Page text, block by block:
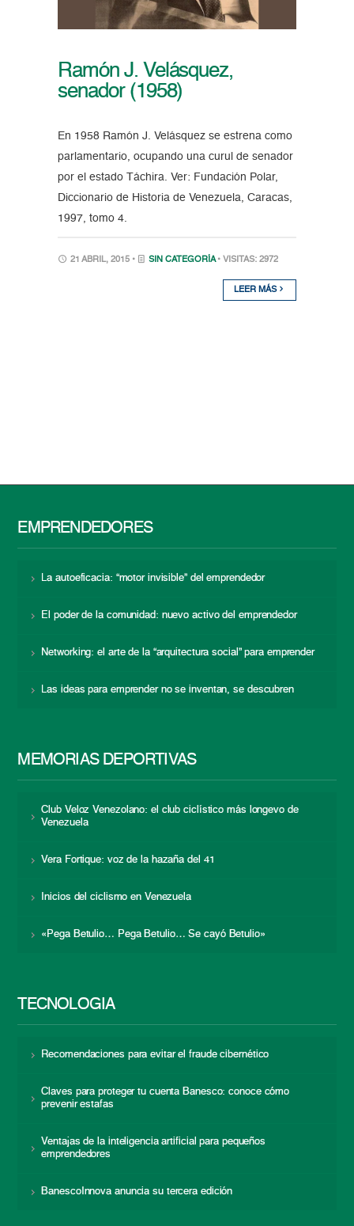
Ramón J. Velásquez,
senador (1958)
En 1958 Ramón J. Velásquez se estrena como
parlamentario, ocupando una curul de senador
por el estado Táchira. Ver: Fundación Polar,
Diccionario de Historia de Venezuela, Caracas,
1997, tomo 4.
21 ABRIL, 2015 • SIN CATEGORÍA • VISITAS: 2972
LEER MÁS
EMPRENDEDORES
La autoeficacia: “motor invisible” del emprendedor
El poder de la comunidad: nuevo activo del emprendedor
Networking: el arte de la “arquitectura social” para emprender
Las ideas para emprender no se inventan, se descubren
MEMORIAS DEPORTIVAS
Club Veloz Venezolano: el club ciclístico más longevo de
Venezuela
Vera Fortique: voz de la hazaña del 41
Inicios del ciclismo en Venezuela
«Pega Betulio… Pega Betulio… Se cayó Betulio»
TECNOLOGÍA
Recomendaciones para evitar el fraude cibernético
Claves para proteger tu cuenta Banesco: conoce cómo
prevenir estafas
Ventajas de la inteligencia artificial para pequeños
emprendedores
BanescoInnova anuncia su tercera edición